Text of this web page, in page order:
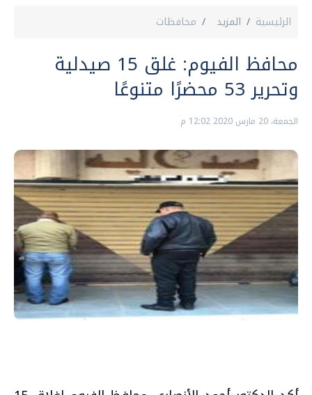
الرئيسية المزيد محافظات
محافظ الفيوم: غلق 15 صيدلية
وتحرير 53 محضرًا متنوعًا
الجمعة، 20 مارس 2020 12:02 م